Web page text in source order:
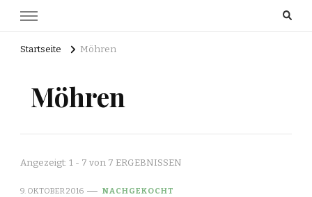
Startseite Möhren
Möhren
Angezeigt: 1 - 7 von 7 ERGEBNISSEN
9. OKTOBER 2016 NACHGEKOCHT